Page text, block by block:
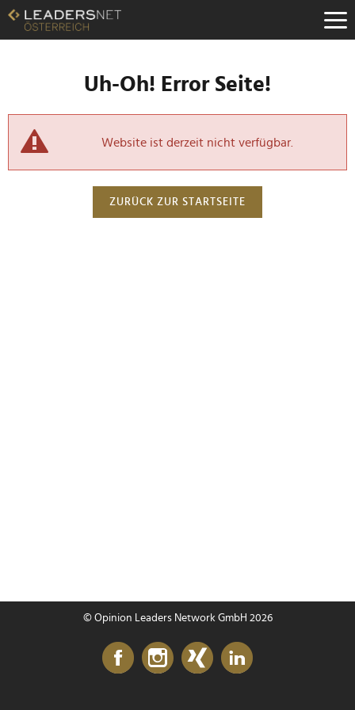
Uh-Oh! Error Seite!
Website ist derzeit nicht verfügbar.
ZURÜCK ZUR STARTSEITE
© Opinion Leaders Network GmbH 2026